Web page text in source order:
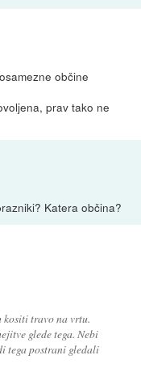
občine
prav tako ne
Katera občina?
kositi travo na vrtu.
glede tega. Nebi
tega postrani gledali